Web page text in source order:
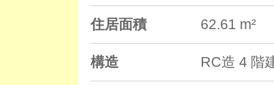
住居面積 62.61 m²
構造 RC造 4